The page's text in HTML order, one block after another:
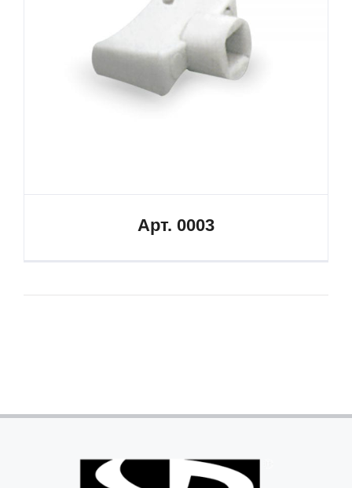
Арт. 0003